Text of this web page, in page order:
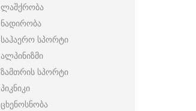
ლაშქრობა
ნადირობა
საჰაერო სპორტი
ალპინიზმი
ზამთრის სპორტი
პიკნიკი
ცხენოსნობა